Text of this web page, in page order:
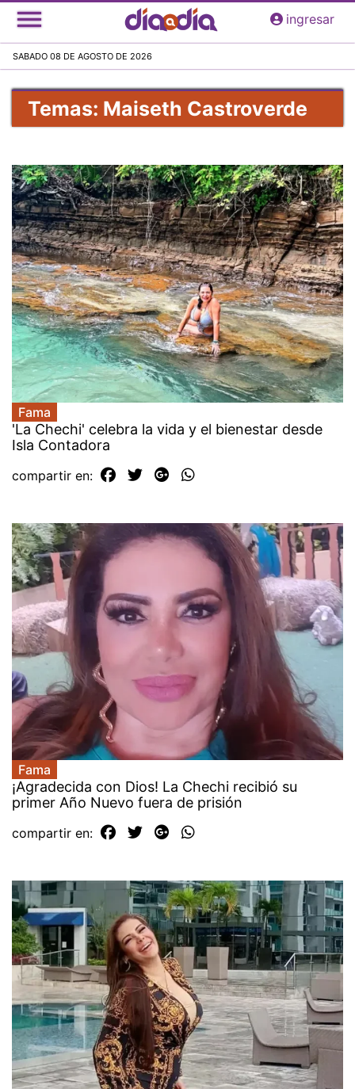
Pasar
al
principal
ingresar
SABADO 08 DE AGOSTO DE 2026
Temas: Maiseth Castroverde
Fama
'La Chechi' celebra la vida y el bienestar desde
Isla Contadora
compartir en:
Fama
¡Agradecida con Dios! La Chechi recibió su
primer Año Nuevo fuera de prisión
compartir en: